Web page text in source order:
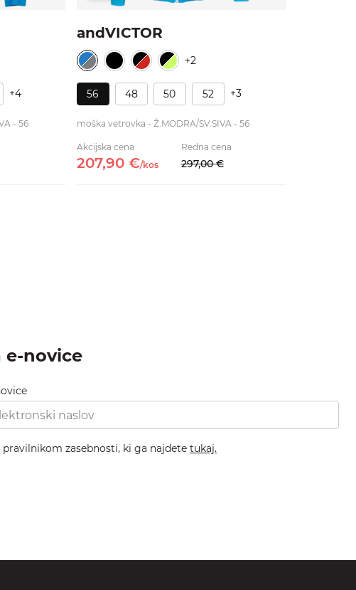
+4
- 56
andVICTOR
+2
56 48 50 52 +3
moška vetrovka - Ž.MODRA/SV.SIVA - 56
Akcijska cena
207,90 €/kos
Redna cena
297,00 €
e-novice
zasebnosti, ki ga najdete tukaj.